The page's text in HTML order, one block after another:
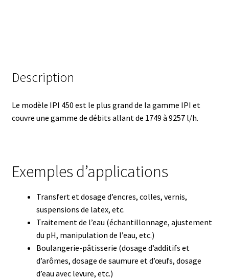
Automatisation avec Lea
Bain-marie et thermostat
Blocs thermostatés
Boites à gants
Broyeur de cellules
Description
Le modèle IPI 450 est le plus grand de la gamme IPI et
couvre une gamme de débits allant de 1749 à 9257 l/h.
Exemples d’applications
Transfert et dosage d’encres, colles, vernis,
suspensions de latex, etc.
Traitement de l’eau (échantillonnage, ajustement
du pH, manipulation de l’eau, etc.)
Boulangerie-pâtisserie (dosage d’additifs et
d’arômes, dosage de saumure et d’œufs, dosage
d’eau avec levure, etc.)